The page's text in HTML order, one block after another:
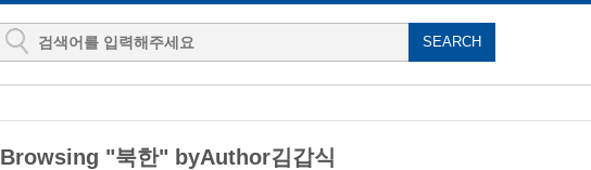
Browsing "북한" byAuthor김갑식